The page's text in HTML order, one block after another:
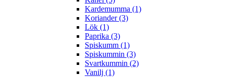
Kardemumma (1)
Koriander (3)
Lök (1)
Paprika (3)
Spiskumm (1)
Spiskummin (3)
Svartkummin (2)
Vanilj (1)